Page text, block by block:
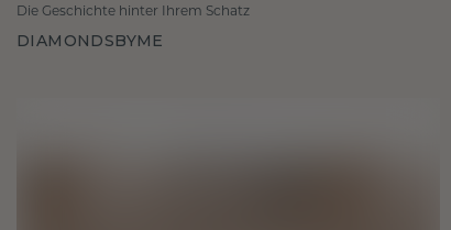
Die Geschichte hinter Ihrem Schatz
DIAMONDSBYME